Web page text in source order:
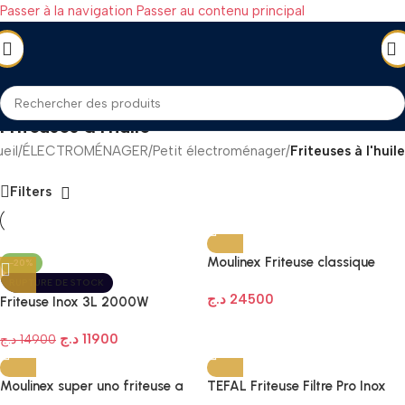
Passer à la navigation Passer au contenu principal
Friteuses à l'huile
/ÉLECTROMÉNAGER/Petit électroménager/Friteuses à l'huile
Filters
-20%
RUPTURE DE STOCK
Friteuse Inox 3L 2000W
14900 د.ج 11900 د.ج
Moulinex Friteuse classique
FROIDE 3L YY5144FB
24500 د.ج
Moulinex super uno friteuse a
TEFAL Friteuse Filtre Pro Inox